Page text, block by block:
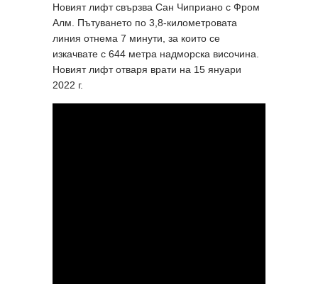
Новият лифт свързва Сан Чиприано с Фром
Алм. Пътуването по 3,8-километровата
линия отнема 7 минути, за които се
изкачвате с 644 метра надморска височина.
Новият лифт отваря врати на 15 януари
2022 г.